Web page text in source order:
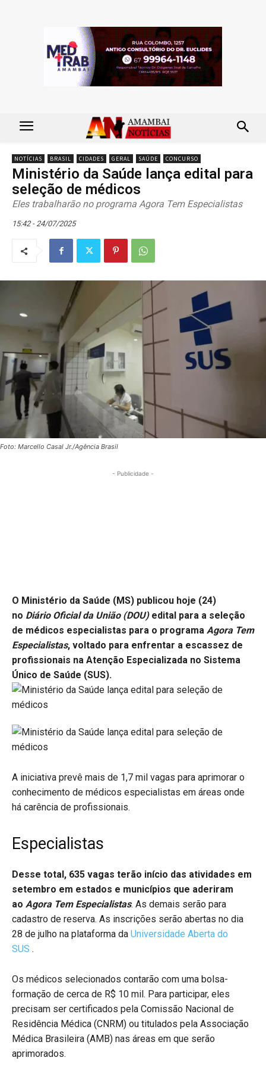
NOTÍCIAS BRASIL CIDADES GERAL SAÚDE CONCURSO
Ministério da Saúde lança edital para
seleção de médicos
Eles trabalharão no programa Agora Tem Especialistas
15:42 - 24/07/2025
Foto: Marcello Casal Jr./Agência Brasil
- Publicidade -
O Ministério da Saúde (MS) publicou hoje (24)
no Diário Oficial da União (DOU)edital para a seleção
de médicos especialistas para o programa Agora Tem
Especialistas, voltado para enfrentar a escassez de
profissionais na Atenção Especializada no Sistema
Único de Saúde (SUS).
A iniciativa prevê mais de 1,7 mil vagas para aprimorar o
conhecimento de médicos especialistas em áreas onde
há carência de profissionais.
Especialistas
Desse total, 635 vagas terão início das atividades em
setembro em estados e municípios que aderiram
ao Agora Tem Especialistas. As demais serão para
cadastro de reserva. As inscrições serão abertas no dia
28 de julho na plataforma da Universidade Aberta do
SUS .
Os médicos selecionados contarão com uma bolsa-
formação de cerca de R$ 10 mil. Para participar, eles
precisam ser certificados pela Comissão Nacional de
Residência Médica (CNRM) ou titulados pela Associação
Médica Brasileira (AMB) nas áreas em que serão
aprimorados.